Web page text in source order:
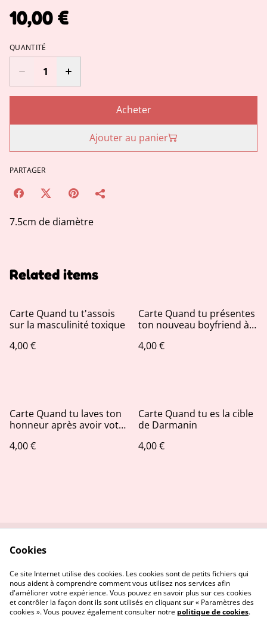
10,00 €
QUANTITÉ
Acheter
Ajouter au panier
PARTAGER
7.5cm de diamètre
Related items
Carte Quand tu t'assois
sur la masculinité toxique
4,00 €
Carte Quand tu présentes
ton nouveau boyfriend à
4,00 €
Carte Quand tu laves ton
honneur après avoir voté
4,00 €
Carte Quand tu es la cible
de Darmanin
4,00 €
Politique de
confidentialité
Politique de cookies
Cookies
Ce site Internet utilise des cookies. Les cookies sont de petits fichiers qui
nous aident à comprendre comment vous utilisez nos services afin
d'améliorer votre expérience. Vous pouvez en savoir plus sur ces cookies
et contrôler la façon dont ils sont utilisés en cliquant sur « Paramètres des
cookies ». Vous pouvez également consulter notre politique de cookies.